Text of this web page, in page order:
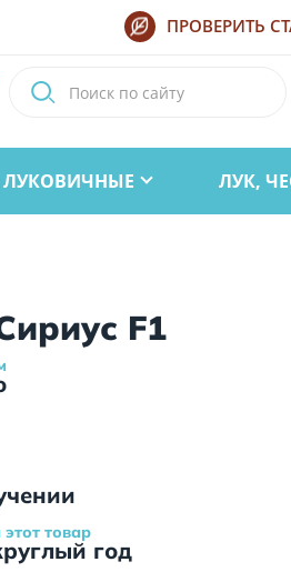
ПРОВЕРИТЬ
ЛУКОВИЧНЫЕ ЛУК,
F1
товар
год